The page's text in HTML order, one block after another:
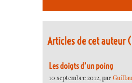
Articles de cet auteur
Les doigts d’un poing
10 septembre 2012, par